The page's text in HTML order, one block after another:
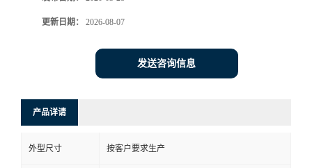
更新日期： 2026-08-07
发送咨询信息
产品详请
外型尺寸 按客户要求生产